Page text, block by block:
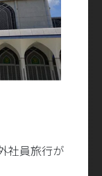
社員旅行が